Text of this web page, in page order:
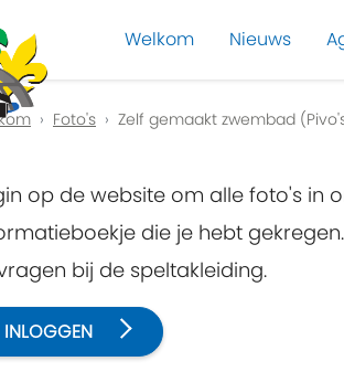
Welkom Nieuws
Foto's Zelf gemaakt zwembad
op de website om alle foto's in
die je hebt
bij de speltakleiding.
INLOGGEN